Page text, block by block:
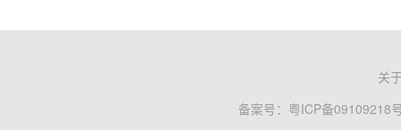
关
备案号： 粤ICP备09109218